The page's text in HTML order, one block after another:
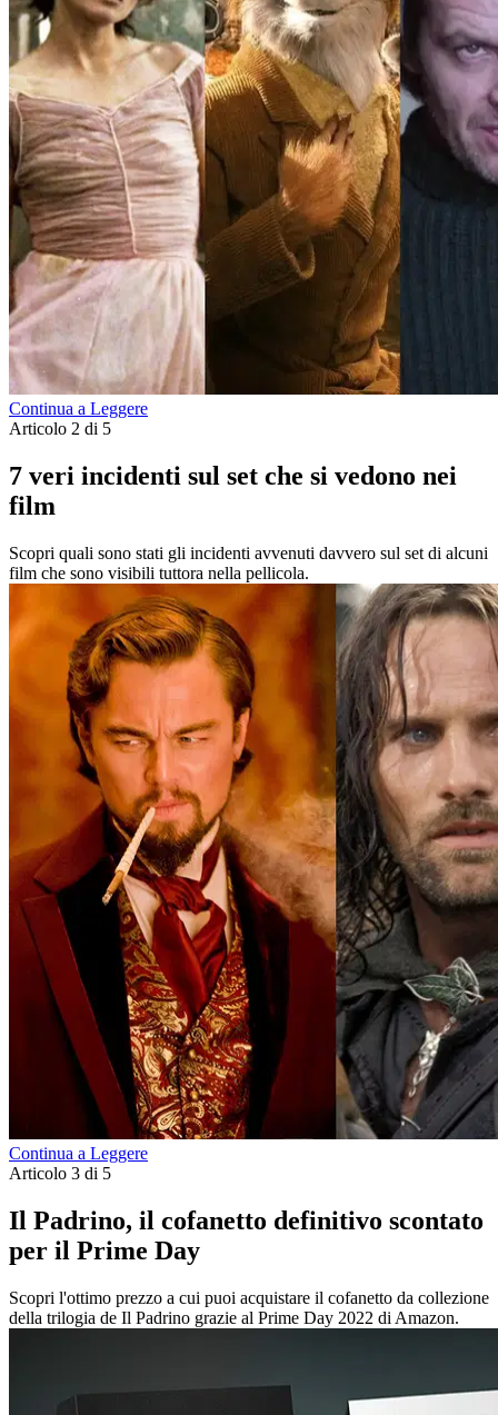
Continua a Leggere
Articolo 2 di 5
7 veri incidenti sul set che si vedono nei
film
Scopri quali sono stati gli incidenti avvenuti davvero sul set di alcuni
film che sono visibili tuttora nella pellicola.
Continua a Leggere
Articolo 3 di 5
Il Padrino, il cofanetto definitivo scontato
per il Prime Day
Scopri l'ottimo prezzo a cui puoi acquistare il cofanetto da collezione
della trilogia de Il Padrino grazie al Prime Day 2022 di Amazon.